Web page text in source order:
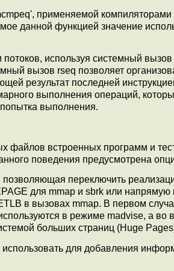
применяемой компиляторами
данной функцией значение
используя системный
вызов rseq позволяет
результат последней
выполнения операций,
выполнения.
файлов встроенных программ и
поведения предусмотрена
переключить
для mmap и sbrk или напрямую
в вызовах mmap. В первом
в режиме madvise, а во
больших страниц (Huge
для добавления